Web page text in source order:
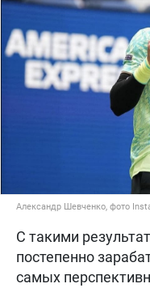
Александр Шевченко, фото
С такими
постепенно
самых